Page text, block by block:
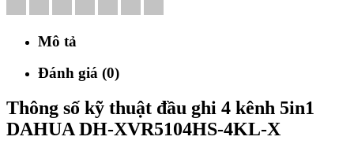
Mô tả
Đánh giá (0)
Thông số kỹ thuật đầu ghi 4 kênh 5in1
DAHUA DH-XVR5104HS-4KL-X